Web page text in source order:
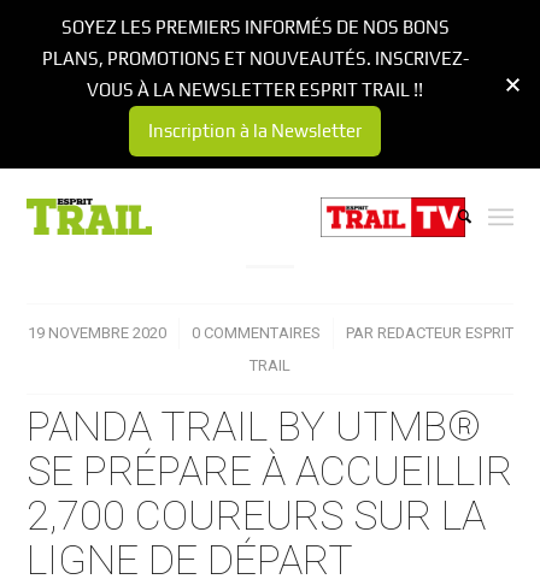
19 NOVEMBRE 2020
/ 0 COMMENTAIRES
/ PAR REDACTEUR ESPRIT
TRAIL
PANDA TRAIL BY UTMB®
SE PRÉPARE À ACCUEILLIR
2,700 COUREURS SUR LA
LIGNE DE DÉPART
SOYEZ LES PREMIERS INFORMÉS DE NOS BONS
PLANS, PROMOTIONS ET NOUVEAUTÉS. INSCRIVEZ-
VOUS À LA NEWSLETTER ESPRIT TRAIL !!
Inscription à la Newsletter